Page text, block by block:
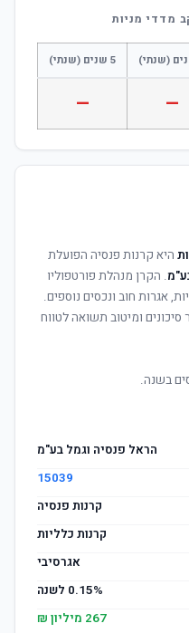
מדדי מניות
5 שנים (שנתי)
—
—
היא קרנות פנסיה הפועלת
. הקרן מנהלת פורטפוליו
אגרות חוב ונכסים נוספים.
ומיטוב תשואה לטווח
בשנה.
הראל פנסיה וגמל בע"מ
15039
קרנות פנסיה
קרנות כלליות
אגרסיבי
0.15% לשנה
267 מיליון ₪